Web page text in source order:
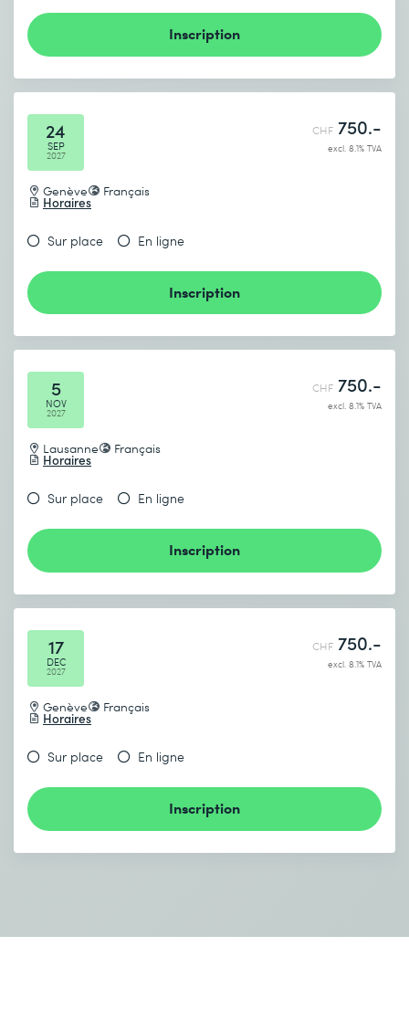
Inscription
24
SEP
2027
Genève Français
Horaires
CHF 750.-
excl. 8.1% TVA
Sur place En ligne
Inscription
5
NOV
2027
Lausanne Français
Horaires
CHF 750.-
excl. 8.1% TVA
Sur place En ligne
Inscription
17
DEC
2027
Genève Français
Horaires
CHF 750.-
excl. 8.1% TVA
Sur place En ligne
Inscription